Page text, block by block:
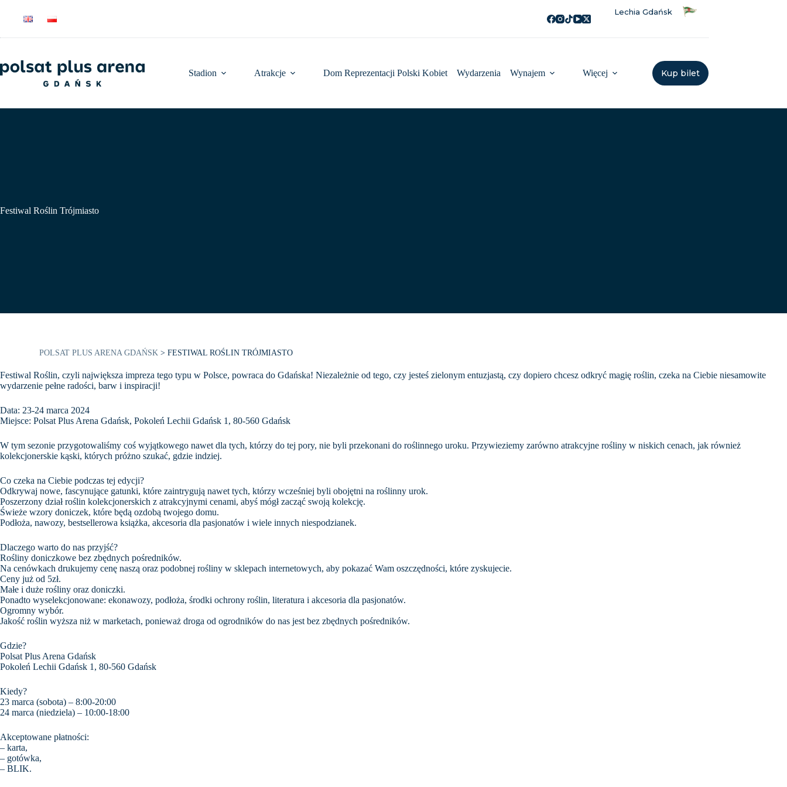
Lechia Gdańsk
Stadion Atrakcje Dom Reprezentacji Polski Kobiet Wydarzenia Wynajem Więcej Kup bilet
Festiwal Roślin Trójmiasto
POLSAT PLUS ARENA GDAŃSK >FESTIWAL ROŚLIN TRÓJMIASTO
Festiwal Roślin, czyli największa impreza tego typu w Polsce, powraca do Gdańska! Niezależnie od tego, czy jesteś zielonym entuzjastą, czy dopiero chcesz odkryć magię roślin, czeka na Ciebie niesamowite
wydarzenie pełne radości, barw i inspiracji!
Data: 23-24 marca 2024
Miejsce: Polsat Plus Arena Gdańsk, Pokoleń Lechii Gdańsk 1, 80-560 Gdańsk
W tym sezonie przygotowaliśmy coś wyjątkowego nawet dla tych, którzy do tej pory, nie byli przekonani do roślinnego uroku. Przywieziemy zarówno atrakcyjne rośliny w niskich cenach, jak również
kolekcjonerskie kąski, których próżno szukać, gdzie indziej.
Co czeka na Ciebie podczas tej edycji?
Odkrywaj nowe, fascynujące gatunki, które zaintrygują nawet tych, którzy wcześniej byli obojętni na roślinny urok.
Poszerzony dział roślin kolekcjonerskich z atrakcyjnymi cenami, abyś mógł zacząć swoją kolekcję.
Świeże wzory doniczek, które będą ozdobą twojego domu.
Podłoża, nawozy, bestsellerowa książka, akcesoria dla pasjonatów i wiele innych niespodzianek.
Dlaczego warto do nas przyjść?
Rośliny doniczkowe bez zbędnych pośredników.
Na cenówkach drukujemy cenę naszą oraz podobnej rośliny w sklepach internetowych, aby pokazać Wam oszczędności, które zyskujecie.
Ceny już od 5zł.
Małe i duże rośliny oraz doniczki.
Ponadto wyselekcjonowane: ekonawozy, podłoża, środki ochrony roślin, literatura i akcesoria dla pasjonatów.
Ogromny wybór.
Jakość roślin wyższa niż w marketach, ponieważ droga od ogrodników do nas jest bez zbędnych pośredników.
Gdzie?
Polsat Plus Arena Gdańsk
Pokoleń Lechii Gdańsk 1, 80-560 Gdańsk
Kiedy?
23 marca (sobota) – 8:00-20:00
24 marca (niedziela) – 10:00-18:00
Akceptowane płatności:
– karta,
– gotówka,
– BLIK.